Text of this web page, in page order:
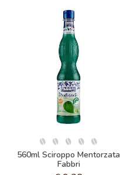
560ml Sciroppo Mentorzata
Fabbri